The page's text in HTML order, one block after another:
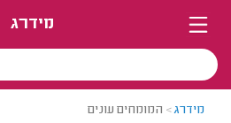
מידרג
מידרג> המומחים עונים